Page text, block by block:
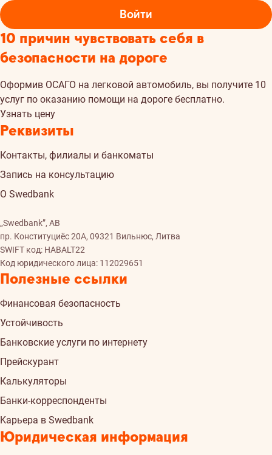
Войти
10 причин чувствовать себя в
безопасности на дороге
Oформив ОСАГО на легковой автомобиль, вы получите 10
услуг по оказанию помощи на дороге бесплатно.
Узнать цену
Реквизиты
Контакты, филиалы и банкоматы
Запись на консультацию
О Swedbank
„Swedbank”, AB
пр. Конституциёс 20A, 09321 Вильнюс, Литва
SWIFT код: HABALT22
Код юридического лица: 112029651
Полезные ссылки
Финансовая безопасность
Устойчивость
Банковские услуги по интернету
Прейскурант
Калькуляторы
Банки-корреспонденты
Kарьера в Swedbank
Юридическая информация